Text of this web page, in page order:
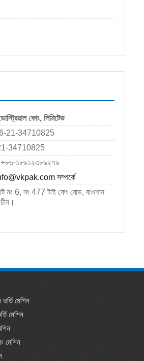
কোং, লিমিটেড
21-34710825
34710825
+৮৬-১৮৯১২৩৮৯২৭৯
সম্পর্কে
নং 6, নং 477 টাই ফেং রোড, বাওশান
মেশিন
মেশিন
মেশিন